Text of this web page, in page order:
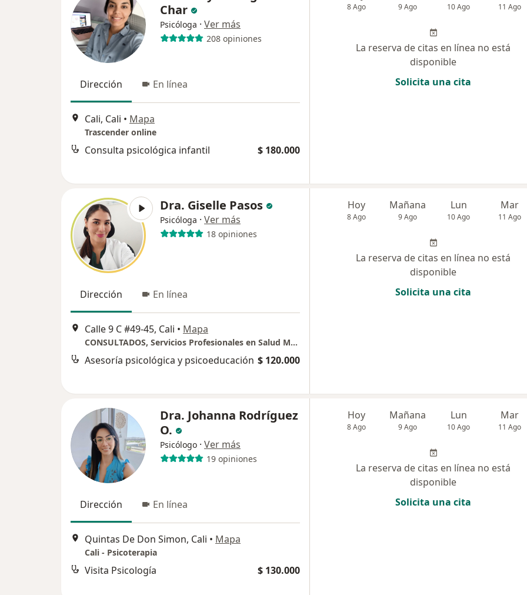
Char
Psicóloga · Ver más
208 opiniones
Dirección En línea
Cali, Cali • Mapa
Trascender online
Consulta psicológica infantil $ 180.000
8 Ago 9 Ago 10 Ago 11 Ago
La reserva de citas en línea no está
disponible
Solicita una cita
Dra. Giselle Pasos
Psicóloga · Ver más
18 opiniones
Dirección En línea
Calle 9 C #49-45, Cali • Mapa
CONSULTADOS, Servicios Profesionales en Salud Mental
Asesoría psicológica y psicoeducación $ 120.000
Hoy
8 Ago
Mañana
9 Ago
Lun
10 Ago
Mar
11 Ago
La reserva de citas en línea no está
disponible
Solicita una cita
Dra. Johanna Rodríguez
O.
Psicólogo · Ver más
19 opiniones
Dirección En línea
Quintas De Don Simon, Cali • Mapa
Cali - Psicoterapia
Visita Psicología $ 130.000
Hoy
8 Ago
Mañana
9 Ago
Lun
10 Ago
Mar
11 Ago
La reserva de citas en línea no está
disponible
Solicita una cita